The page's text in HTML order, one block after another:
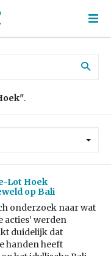
.
Lot Hoek
op Bali
onderzoek naar wat
acties’ werden
duidelijk dat
handen heeft